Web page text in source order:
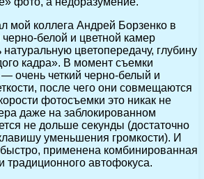
мой коллега Андрей Борзенко в
белой и цветной камер
натуральную цветопередачу, глубину
кадра». В момент съемки
— очень четкий черно-белый и
после чего они совмещаются
фотосъемки это никак не
даже на заблокированном
не дольше секунды (достаточно
уменьшения громкости). И
применена комбинированная
традиционного автофокуса.